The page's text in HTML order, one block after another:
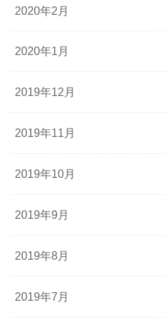
2020年2月
2020年1月
2019年12月
2019年11月
2019年10月
2019年9月
2019年8月
2019年7月